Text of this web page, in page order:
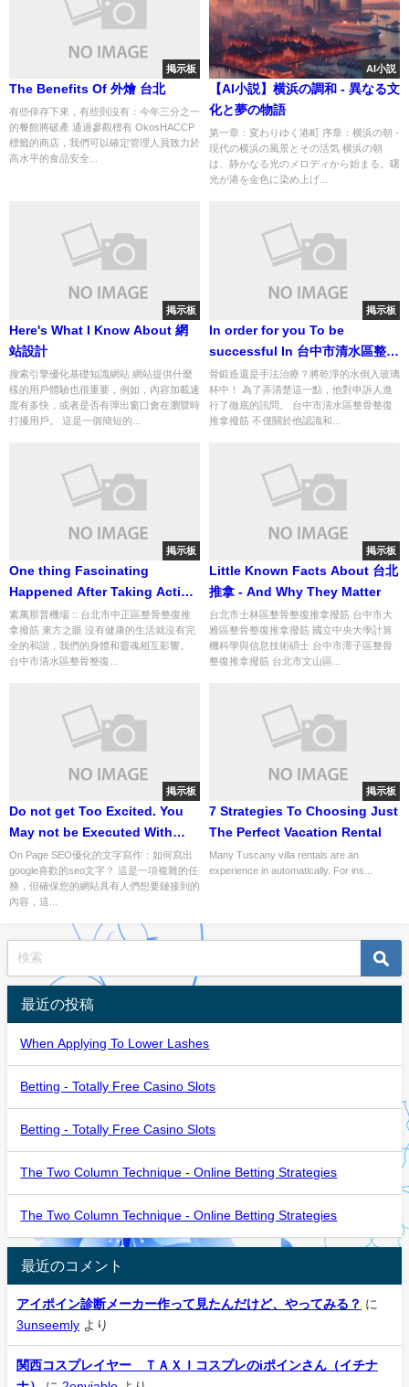
掲示板
The Benefits Of 外燴 台北
有些倖存下來，有些則沒有：今年三分之一
的餐館將破產 通過參觀標有 OkosHACCP
標籤的商店，我們可以確定管理人員致力於
高水平的食品安全...
AI小説
【AI小説】横浜の調和 - 異なる文
化と夢の物語
第一章：変わりゆく港町 序章：横浜の朝 -
現代の横浜の風景とその活気 横浜の朝
は、静かなる光のメロディから始まる。曙
光が港を金色に染め上げ...
掲示板
Here's What I Know About 網
站設計
搜索引擎優化基礎知識網站 網站提供什麼
樣的用戶體驗也很重要，例如，內容加載速
度有多快，或者是否有彈出窗口會在瀏覽時
打擾用戶。 這是一個簡短的...
掲示板
In order for you To be
successful In 台中市清水區整骨
整復推拿撥筋, Listed below are
5 Invaluable Issues To Know
骨鍛造還是手法治療？將乾淨的水倒入玻璃
杯中！ 為了弄清楚這一點，他對申訴人進
行了徹底的訊問。 台中市清水區整骨整復
推拿撥筋 不僅關於他認識和...
掲示板
One thing Fascinating
Happened After Taking Action
On These 5 台中市東區整骨整復
推拿撥筋 Ideas
素萬那普機場 :: 台北市中正區整骨整復推
拿撥筋 東方之眼 沒有健康的生活就沒有完
全的和諧，我們的身體和靈魂相互影響。
台中市清水區整骨整復...
掲示板
Little Known Facts About 台北
推拿 - And Why They Matter
台北市士林區整骨整復推拿撥筋 台中市大
雅區整骨整復推拿撥筋 國立中央大學計算
機科學與信息技術碩士 台中市潭子區整骨
整復推拿撥筋 台北市文山區...
掲示板
Do not get Too Excited. You
May not be Executed With
Local SEO
On Page SEO優化的文字寫作：如何寫出
google喜歡的seo文字？ 這是一項複雜的任
務，但確保您的網站具有人們想要鏈接到的
內容，這...
掲示板
7 Strategies To Choosing Just
The Perfect Vacation Rental
Many Tuscany villa rentals are an
experience in automatically. For ins...
最近の投稿
When Applying To Lower Lashes
Betting - Totally Free Casino Slots
Betting - Totally Free Casino Slots
The Two Column Technique - Online Betting Strategies
The Two Column Technique - Online Betting Strategies
最近のコメント
アイポイン診断メーカー作って見たんだけど、やってみる？ に
3unseemly より
関西コスプレイヤー ＴＡＸＩコスプレのiポインさん（イチナ